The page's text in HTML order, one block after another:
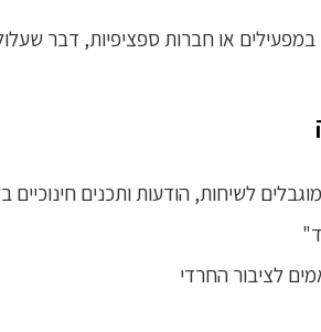
או חברות ספציפיות, דבר
לשיחות, הודעות ותכנים חינוכיים
לציבור החרדי